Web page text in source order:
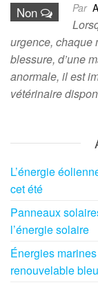
Non Par
urgence, chaque
blessure, d’une
anormale, il est
vétérinaire
L’énergie
cet été
Panneaux
l’énergie solaire
Énergies
renouvelable bleu